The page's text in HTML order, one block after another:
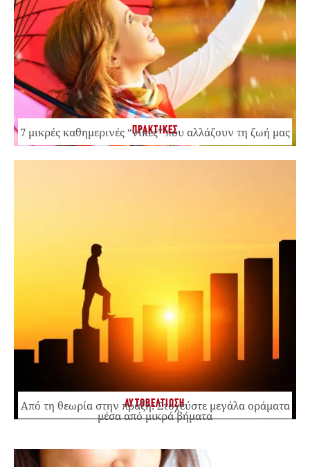
ΠΡΑΚΤΙΚΕΣ
7 μικρές καθημερινές “νίκες” που αλλάζουν τη ζωή μας
ΑΥΤΟΒΕΛΤΙΩΣΗ
Από τη θεωρία στην πράξη: Στοχεύστε μεγάλα οράματα
μέσα από μικρά βήματα